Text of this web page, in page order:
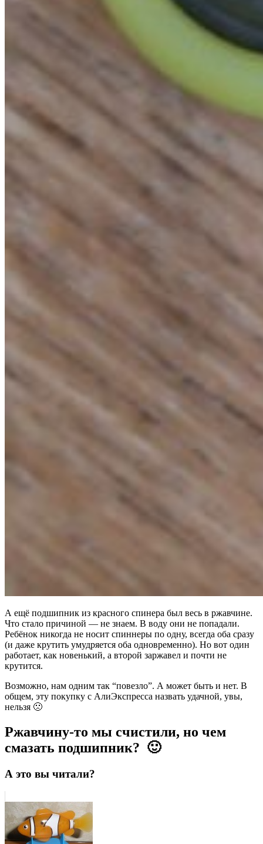
А ещё подшипник из красного спинера был весь в ржавчине.
Что стало причиной — не знаем. В воду они не попадали.
Ребёнок никогда не носит спиннеры по одну, всегда оба сразу
(и даже крутить умудряется оба одновременно). Но вот один
работает, как новенький, а второй заржавел и почти не
крутится.
Возможно, нам одним так “повезло”. А может быть и нет. В
общем, эту покупку с АлиЭкспресса назвать удачной, увы,
нельзя 🙁
Ржавчину-то мы счистили, но чем
смазать подшипник? 🙂
А это вы читали?